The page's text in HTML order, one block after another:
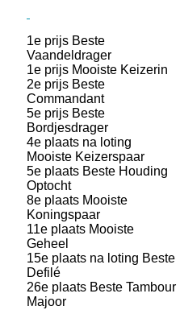
1e prijs Beste
Vaandeldrager
1e prijs Mooiste Keizerin
2e prijs Beste
Commandant
5e prijs Beste
Bordjesdrager
4e plaats na loting
Mooiste Keizerspaar
5e plaats Beste Houding
Optocht
8e plaats Mooiste
Koningspaar
11e plaats Mooiste
Geheel
15e plaats na loting Beste
Defilé
26e plaats Beste Tambour
Majoor